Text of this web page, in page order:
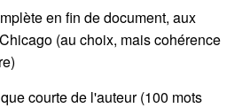
en fin de document, aux
(au choix, mais cohérence
courte de l'auteur (100 mots